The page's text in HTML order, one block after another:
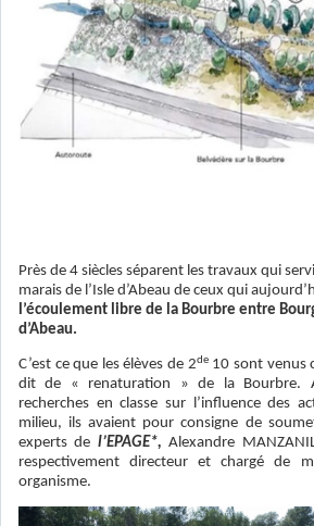
Près de 4 siècles séparent les travaux qui
marais de l’Isle d’Abeau de ceux qui
l’écoulement libre de la Bourbre entre
d’Abeau.
C’est ce que les élèves de 2de10 sont venus
dit de « renaturation » de la Bourbre.
recherches en classe sur l’influence des
milieu, ils avaient pour consigne de
experts de l’EPAGE*,Alexandre
respectivement directeur et chargé de
organisme.